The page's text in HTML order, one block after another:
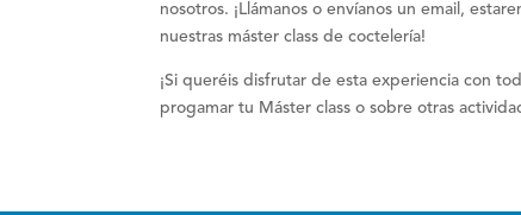
nosotros. ¡ Llámanos o envíanos un email ,
nuestras máster class de coctelería!
¡Si queréis disfrutar de esta experiencia con
progamar tu Máster class o sobre otras